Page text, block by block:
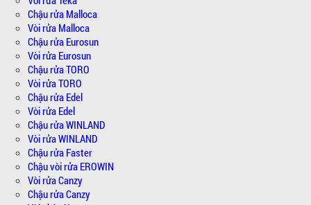
Chậu rửa Malloca
Vòi rửa Malloca
Chậu rửa Eurosun
Vòi rửa Eurosun
Chậu rửa TORO
Vòi rửa TORO
Chậu rửa Edel
Vòi rửa Edel
Chậu rửa WINLAND
Vòi rửa WINLAND
Chậu rửa Faster
Chậu vòi rửa EROWIN
Vòi rửa Canzy
Chậu rửa Canzy